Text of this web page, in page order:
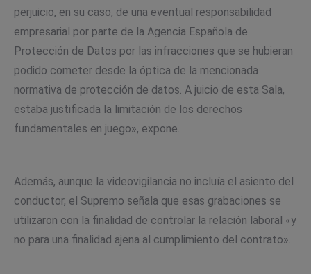
perjuicio, en su caso, de una eventual responsabilidad
empresarial por parte de la Agencia Española de
Protección de Datos por las infracciones que se hubieran
podido cometer desde la óptica de la mencionada
normativa de protección de datos. A juicio de esta Sala,
estaba justificada la limitación de los derechos
fundamentales en juego», expone.
Además, aunque la videovigilancia no incluía el asiento del
conductor, el Supremo señala que esas grabaciones se
utilizaron con la finalidad de controlar la relación laboral «y
no para una finalidad ajena al cumplimiento del contrato».